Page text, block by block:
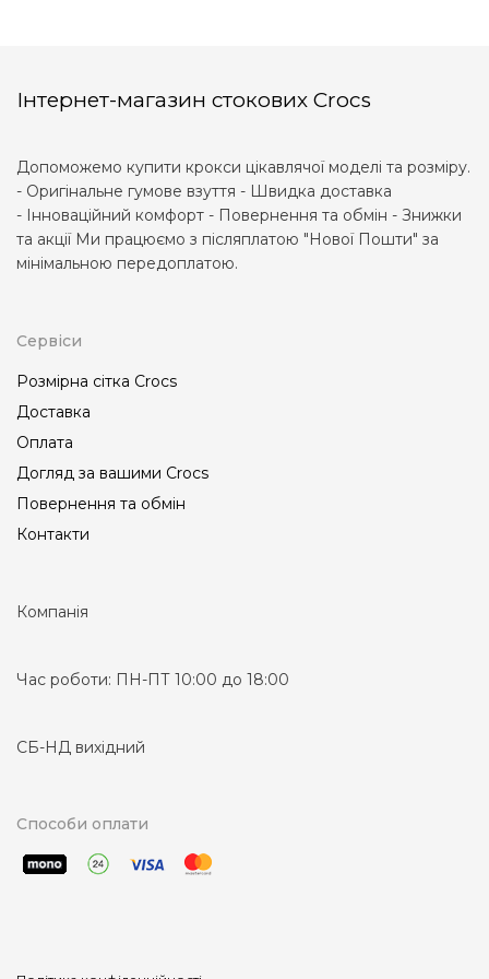
Інтернет-магазин стокових Crocs
Допоможемо купити крокси цікавлячої моделі та розміру.
- Оригінальне гумове взуття - Швидка доставка
- Інноваційний комфорт - Повернення та обмін - Знижки
та акції Ми працюємо з післяплатою "Нової Пошти" за
мінімальною передоплатою.
Сервіси
Розмірна сітка Crocs
Доставка
Оплата
Догляд за вашими Crocs
Повернення та обмін
Контакти
Компанія
Час роботи: ПН-ПТ 10:00 до 18:00
СБ-НД вихідний
Способи оплати